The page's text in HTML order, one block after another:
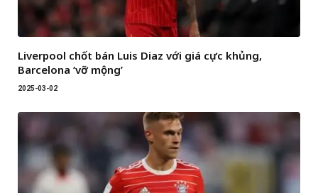
Liverpool chốt bán Luis Diaz với giá cực khủng,
Barcelona ‘vỡ mộng’
2025-03-02